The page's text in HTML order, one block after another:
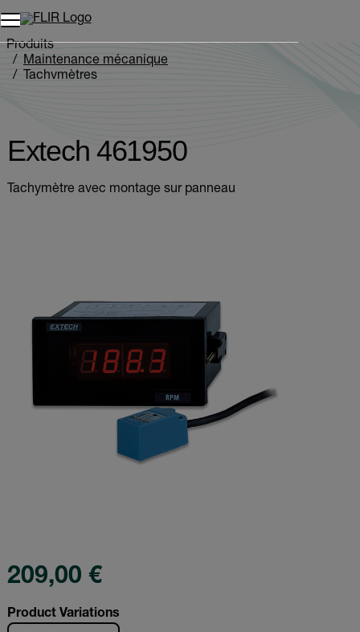
Unread messages
Modèle
Supprimer
articles
Ajouter au panier
Ajouté au panier
Produits
Maintenance mécanique
Tachymètres
Extech 461950
Tachymètre avec montage sur panneau
209,00 €
Product Variations